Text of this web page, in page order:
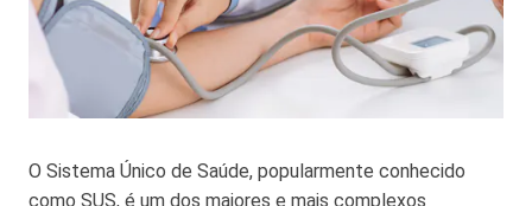
O Sistema Único de Saúde, popularmente conhecido
como SUS, é um dos maiores e mais complexos